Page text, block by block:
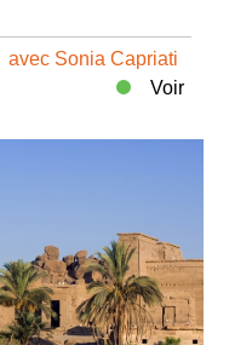
avec Sonia Capriati
Voir